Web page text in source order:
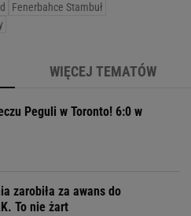
Fenerbahce Stambuł
WIĘCEJ TEMATÓW
Peguli w Toronto! 6:0 w
zarobiła za awans do
To nie żart